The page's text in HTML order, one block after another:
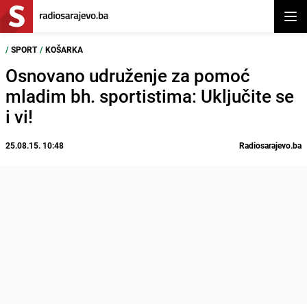
/ SPORT / KOŠARKA
Osnovano udruženje za pomoć
mladim bh. sportistima: Uključite se
i vi!
25.08.15. 10:48 Radiosarajevo.ba